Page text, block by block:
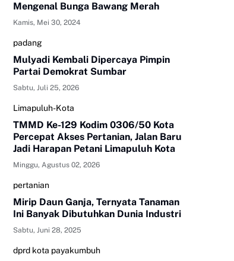
Mengenal Bunga Bawang Merah
Kamis, Mei 30, 2024
padang
Mulyadi Kembali Dipercaya Pimpin
Partai Demokrat Sumbar
Sabtu, Juli 25, 2026
Limapuluh-Kota
TMMD Ke-129 Kodim 0306/50 Kota
Percepat Akses Pertanian, Jalan Baru
Jadi Harapan Petani Limapuluh Kota
Minggu, Agustus 02, 2026
pertanian
Mirip Daun Ganja, Ternyata Tanaman
Ini Banyak Dibutuhkan Dunia Industri
Sabtu, Juni 28, 2025
dprd kota payakumbuh